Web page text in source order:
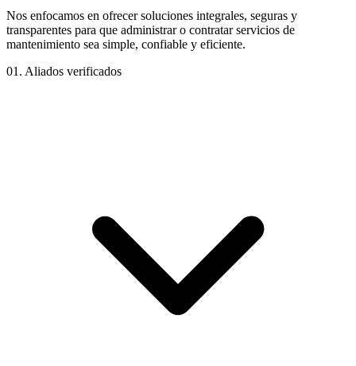
Nos enfocamos en ofrecer soluciones integrales, seguras y
transparentes para que administrar o contratar servicios de
mantenimiento sea simple, confiable y eficiente.
01. Aliados verificados